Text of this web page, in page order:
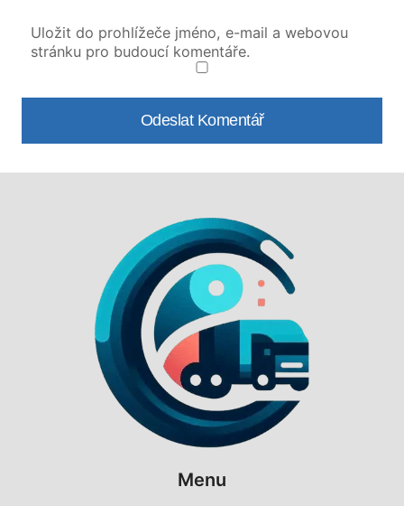
Uložit do prohlížeče jméno, e-mail a webovou
stránku pro budoucí komentáře.
Menu